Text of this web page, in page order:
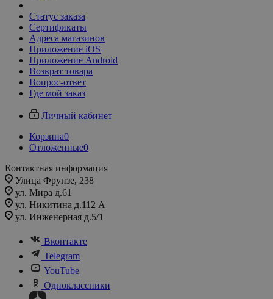
Статус заказа
Сертификаты
Адреса магазинов
Приложение iOS
Приложение Android
Возврат товара
Вопрос-ответ
Где мой заказ
Личный кабинет
Корзина0
Отложенные0
Контактная информация
Улица Фрунзе, 238​
ул. Мира д.61
ул. Никитина д.112 А
ул. Инженерная д.5/1
Вконтакте
Telegram
YouTube
Одноклассники